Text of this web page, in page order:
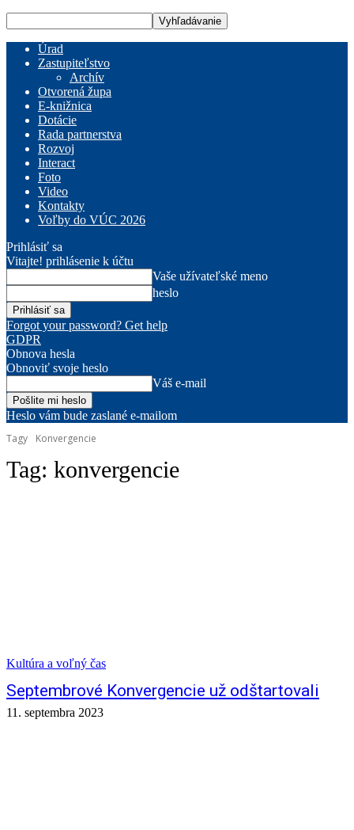
Úrad
Zastupiteľstvo
Archív
Otvorená župa
E-knižnica
Dotácie
Rada partnerstva
Rozvoj
Interact
Foto
Video
Kontakty
Voľby do VÚC 2026
Prihlásiť sa
Vitajte! prihlásenie k účtu
Vaše užívateľské meno
heslo
Forgot your password? Get help
GDPR
Obnova hesla
Obnoviť svoje heslo
Váš e-mail
Heslo vám bude zaslané e-mailom
Tagy
Konvergencie
Tag: konvergencie
Kultúra a voľný čas
Septembrové Konvergencie už odštartovali
11. septembra 2023